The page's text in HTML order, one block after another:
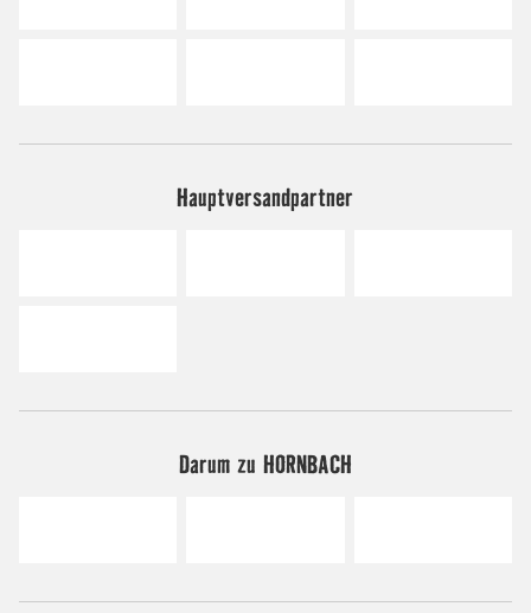
Hauptversandpartner
Darum zu HORNBACH